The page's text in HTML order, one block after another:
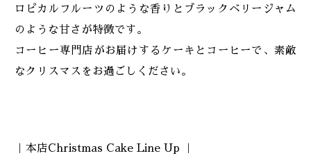
ロピカルフルーツのような香りとブラックベリージャム
のような甘さが特徴です。
コーヒー専門店がお届けするケーキとコーヒーで、素敵
なクリスマスをお過ごしください。
｜本店Christmas Cake Line Up ｜